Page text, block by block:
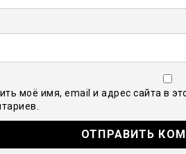
моё имя, email и адрес сайта в